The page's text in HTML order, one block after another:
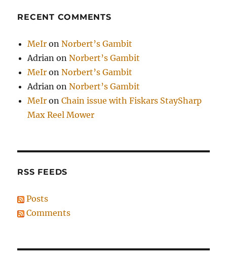
RECENT COMMENTS
MeIr onNorbert’s Gambit
Adrian onNorbert’s Gambit
MeIr onNorbert’s Gambit
Adrian onNorbert’s Gambit
MeIr onChain issue with Fiskars StaySharp
Max Reel Mower
RSS FEEDS
Posts
Comments